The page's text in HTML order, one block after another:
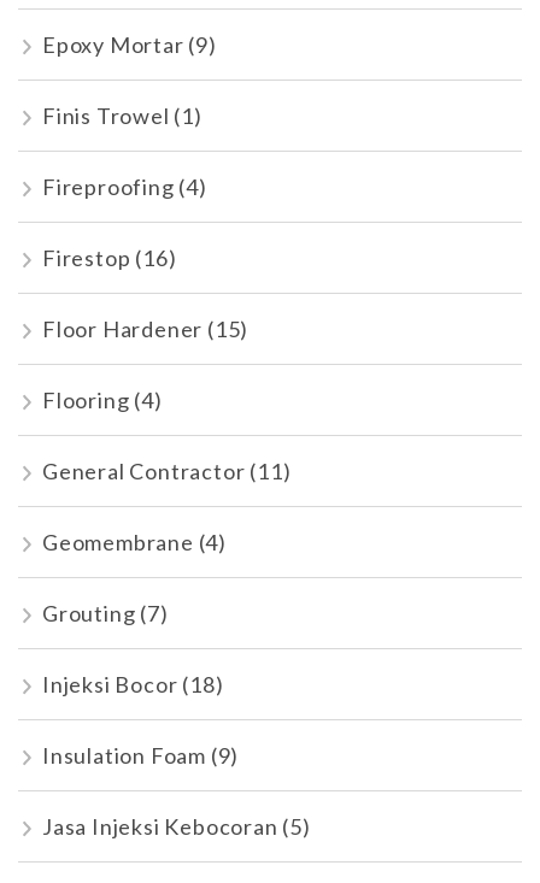
Epoxy Mortar (9)
Finis Trowel (1)
Fireproofing (4)
Firestop (16)
Floor Hardener (15)
Flooring (4)
General Contractor (11)
Geomembrane (4)
Grouting (7)
Injeksi Bocor (18)
Insulation Foam (9)
Jasa Injeksi Kebocoran (5)